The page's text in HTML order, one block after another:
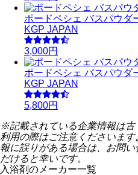
ポードペシェ バスパウダ
KGP JAPAN
3,000円
ポードペシェ バスパウダ
KGP JAPAN
5,800円
※記載されている企業情報は古
利用の際はご注意くださいま
報に誤りがある場合は、お問
だけると幸いです。
入浴剤のメーカー一覧